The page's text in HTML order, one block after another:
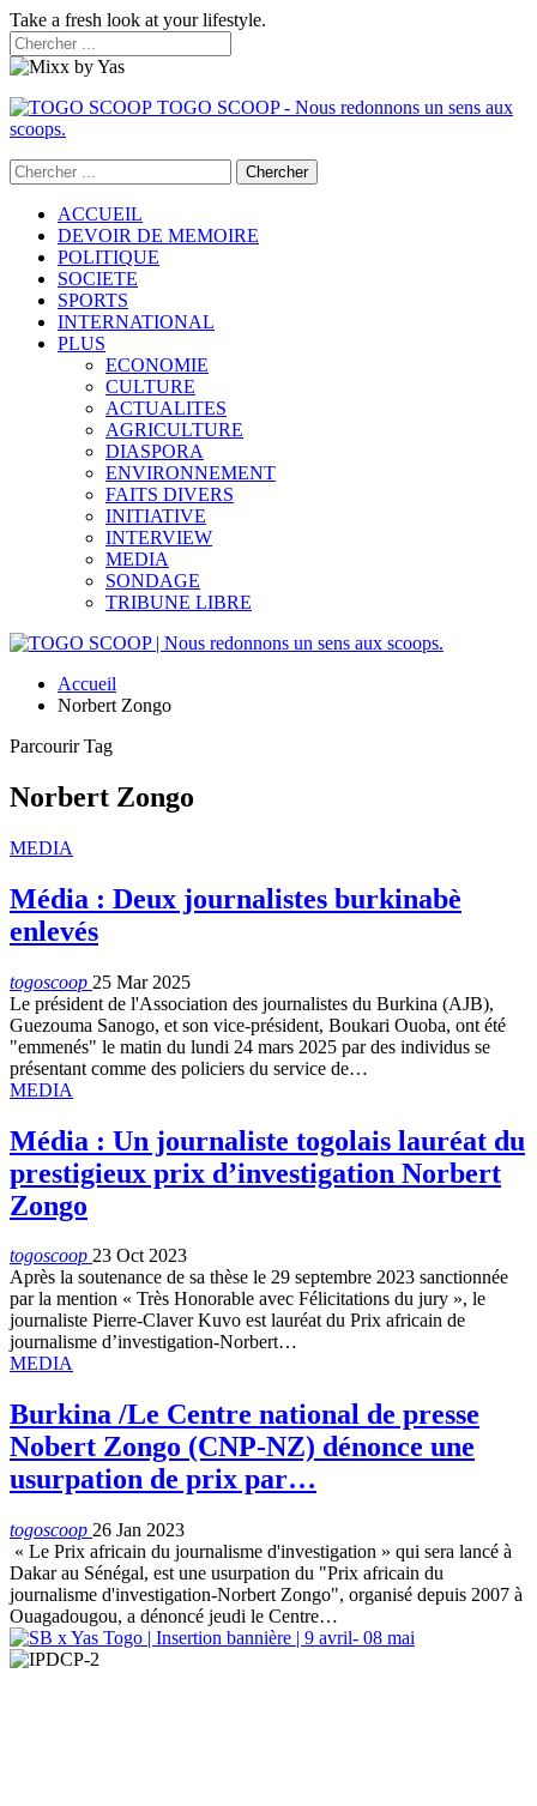
Take a fresh look at your lifestyle.
TOGO SCOOP - Nous redonnons un sens aux
scoops.
ACCUEIL
DEVOIR DE MEMOIRE
POLITIQUE
SOCIETE
SPORTS
INTERNATIONAL
PLUS
ECONOMIE
CULTURE
ACTUALITES
AGRICULTURE
DIASPORA
ENVIRONNEMENT
FAITS DIVERS
INITIATIVE
INTERVIEW
MEDIA
SONDAGE
TRIBUNE LIBRE
Accueil
Norbert Zongo
Parcourir Tag
Norbert Zongo
MEDIA
Média : Deux journalistes burkinabè
enlevés
togoscoop 25 Mar 2025
Le président de l'Association des journalistes du Burkina (AJB),
Guezouma Sanogo, et son vice-président, Boukari Ouoba, ont été
"emmenés" le matin du lundi 24 mars 2025 par des individus se
présentant comme des policiers du service de…
MEDIA
Média : Un journaliste togolais lauréat du
prestigieux prix d’investigation Norbert
Zongo
togoscoop 23 Oct 2023
Après la soutenance de sa thèse le 29 septembre 2023 sanctionnée
par la mention « Très Honorable avec Félicitations du jury », le
journaliste Pierre-Claver Kuvo est lauréat du Prix africain de
journalisme d’investigation-Norbert…
MEDIA
Burkina /Le Centre national de presse
Nobert Zongo (CNP-NZ) dénonce une
usurpation de prix par…
togoscoop 26 Jan 2023
« Le Prix africain du journalisme d'investigation » qui sera lancé à
Dakar au Sénégal, est une usurpation du "Prix africain du
journalisme d'investigation-Norbert Zongo", organisé depuis 2007 à
Ouagadougou, a dénoncé jeudi le Centre…